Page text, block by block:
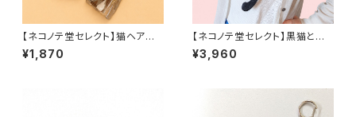
【ネコノテ堂セレクト】猫ヘアクリ
ップ｜サビ猫 黒猫 ハチワ
レ メインクーン ノルウェージ
¥1,870
【ネコノテ堂セレクト】黒猫とお
でかけ首飾り｜ネクタイ ネッ
クレス 猫 刺繍 パッチ 男
¥3,960